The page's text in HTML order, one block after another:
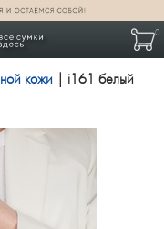
0
кожи | i161 белый